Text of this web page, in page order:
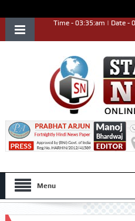
Time - 03:35:am | Date -
Menu